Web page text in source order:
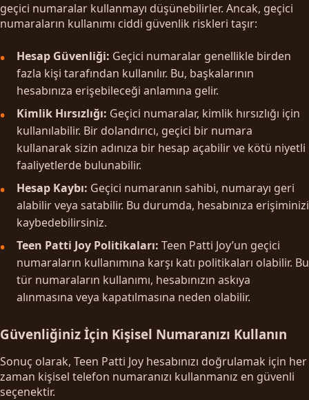
geçici numaralar kullanmayı düşünebilirler. Ancak, geçici
numaraların kullanımı ciddi güvenlik riskleri taşır:
Hesap Güvenliği: Geçici numaralar genellikle birden
fazla kişi tarafından kullanılır. Bu, başkalarının
hesabınıza erişebileceği anlamına gelir.
Kimlik Hırsızlığı: Geçici numaralar, kimlik hırsızlığı için
kullanılabilir. Bir dolandırıcı, geçici bir numara
kullanarak sizin adınıza bir hesap açabilir ve kötü niyetli
faaliyetlerde bulunabilir.
Hesap Kaybı: Geçici numaranın sahibi, numarayı geri
alabilir veya satabilir. Bu durumda, hesabınıza erişiminizi
kaybedebilirsiniz.
Teen Patti Joy Politikaları: Teen Patti Joy’un geçici
numaraların kullanımına karşı katı politikaları olabilir. Bu
tür numaraların kullanımı, hesabınızın askıya
alınmasına veya kapatılmasına neden olabilir.
Güvenliğiniz İçin Kişisel Numaranızı Kullanın
Sonuç olarak, Teen Patti Joy hesabınızı doğrulamak için her
zaman kişisel telefon numaranızı kullanmanız en güvenli
seçenektir.